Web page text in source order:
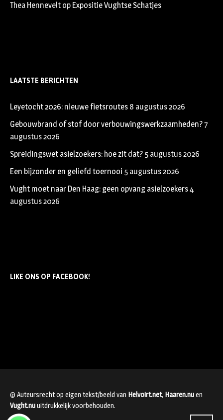
Thea Hennevelt op Expositie Vughtse Schatjes
LAATSTE BERICHTEN
Leyetocht 2026: nieuwe fietsroutes 8 augustus 2026
Gebouwbrand of stof door verbouwingswerkzaamheden?7
augustus 2026
Spreidingswet asielzoekers: hoe zit dat? 5 augustus 2026
Een bijzonder en geliefd toernooi 5 augustus 2026
Vught moet naar Den Haag: geen opvang asielzoekers4
augustus 2026
LIKE ONS OP FACEBOOK!
© Auteursrecht op eigen tekst/beeld van Helvoirt.net, Haaren.nuen
Vught.nuuitdrukkelijk voorbehouden.